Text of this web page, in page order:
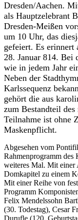
Dresden/Aachen.
als Hauptzelebrant
Dresden-Meißen
um 10 Uhr, das
gefeiert. Es erinnert
28. Januar 814. Bei
wie in jedem Jahr
Neben der
Karlssequenz
gehört die aus
zum Bestandteil
Teilnahme ist ohne
Maskenpflicht.
Abgesehen vom
Rahmenprogramm des
weiteres Mal. Mit einer
Domkapitel zu einem
Mit einer Reihe von
Programm
Felix Mendelssohn
(30. Todestag), Cesar
Durufle (120.